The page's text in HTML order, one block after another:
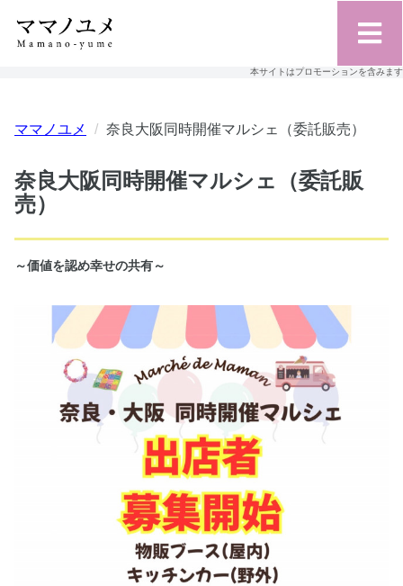
本サイトはプロモーションを含みます
ママノユメ 奈良大阪同時開催マルシェ（委託販売）
奈良大阪同時開催マルシェ（委託販
売）
～価値を認め幸せの共有～